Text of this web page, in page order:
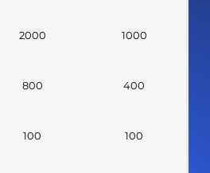
2000 1000
800 400
100 100